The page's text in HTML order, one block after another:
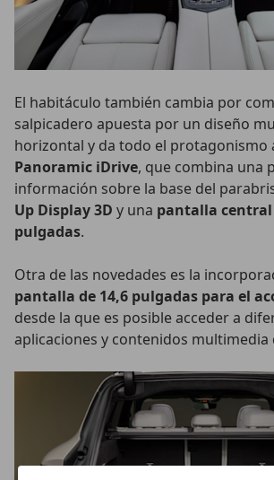
El habitáculo también cambia por
salpicadero apuesta por un diseño
horizontal y da todo el protagonismo
Panoramic iDrive, que combina una
información sobre la base del
Up Display 3D y una pantalla central
pulgadas.
Otra de las novedades es la
pantalla de 14,6 pulgadas para el
desde la que es posible acceder a
aplicaciones y contenidos multimedia